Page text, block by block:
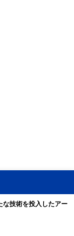
な技術を投入したアー